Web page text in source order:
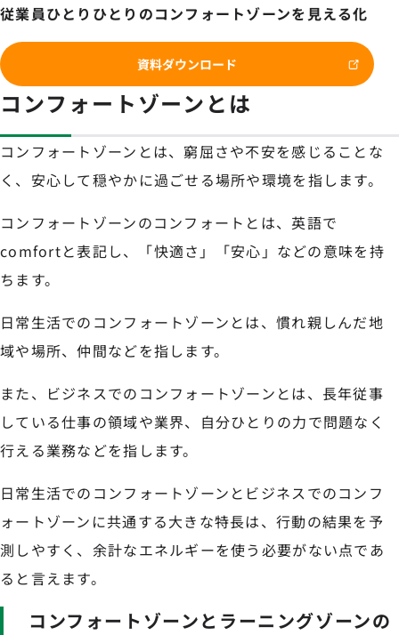
従業員ひとりひとりのコンフォートゾーンを見える化
資料ダウンロード
コンフォートゾーンとは
コンフォートゾーンとは、窮屈さや不安を感じることな
く、安心して穏やかに過ごせる場所や環境を指します。
コンフォートゾーンのコンフォートとは、英語で
comfortと表記し、「快適さ」「安心」などの意味を持
ちます。
日常生活でのコンフォートゾーンとは、慣れ親しんだ地
域や場所、仲間などを指します。
また、ビジネスでのコンフォートゾーンとは、長年従事
している仕事の領域や業界、自分ひとりの力で問題なく
行える業務などを指します。
日常生活でのコンフォートゾーンとビジネスでのコンフ
ォートゾーンに共通する大きな特長は、行動の結果を予
測しやすく、余計なエネルギーを使う必要がない点であ
ると言えます。
コンフォートゾーンとラーニングゾーンの